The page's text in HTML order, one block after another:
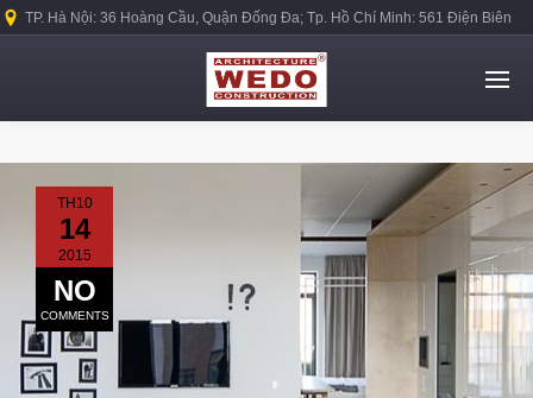
TP. Hà Nội: 36 Hoàng Cầu, Quận Đống Đa; Tp. Hồ Chí Minh: 561 Điện Biên
TH10
14
2015
NO
COMMENTS